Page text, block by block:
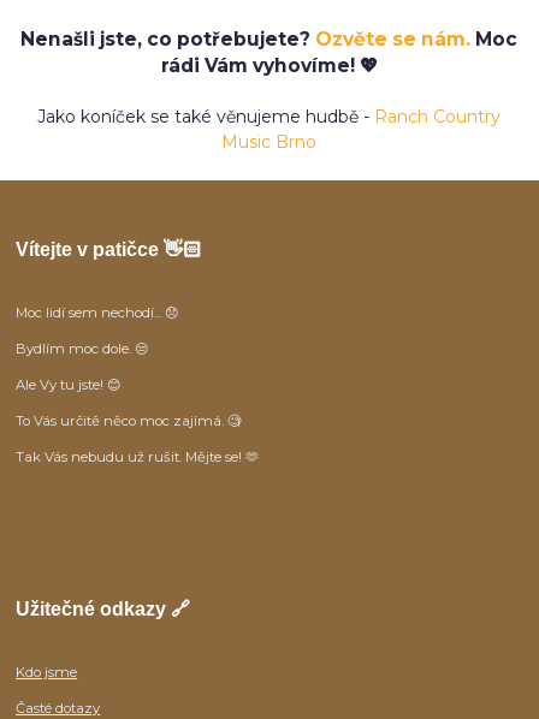
Nenašli jste, co potřebujete? Ozvěte se nám. Moc
rádi Vám vyhovíme! 💖
Jako koníček se také věnujeme hudbě - Ranch Country
Music Brno
Vítejte v patičce 👋🏻
Moc lidí sem nechodí... 😞
Bydlím moc dole. 😒
Ale Vy tu jste! 😊
To Vás určitě něco moc zajímá. 🧐
Tak Vás nebudu už rušit. Mějte se! 🫶
Užitečné odkazy 🔗
Kdo jsme
Časté dotazy